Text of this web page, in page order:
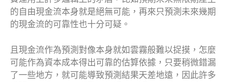
的自由現金流本身就是絕無可能，再來只預測未來幾期
的現金流的可靠性也十分可疑。
且現金流作為預測對像本身就如雲霧般難以捉摸，怎麼
可能作為資本成本得出可靠的估算依據，只要稍微錯漏
了一些地方，就可能導致預測結果天差地遠，因此許多